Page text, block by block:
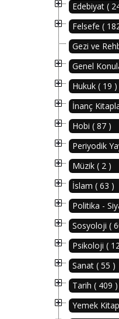
Edebiyat (
Felsefe (
Gezi ve
Genel
Hukuk ( 19 )
İnanç
Hobi ( 87 )
Periyodik
Müzik ( 2 )
İslam ( 63 )
Politika -
Sosyoloji (
Psikoloji (
Sanat ( 55 )
Tarih ( 409 )
Yemek